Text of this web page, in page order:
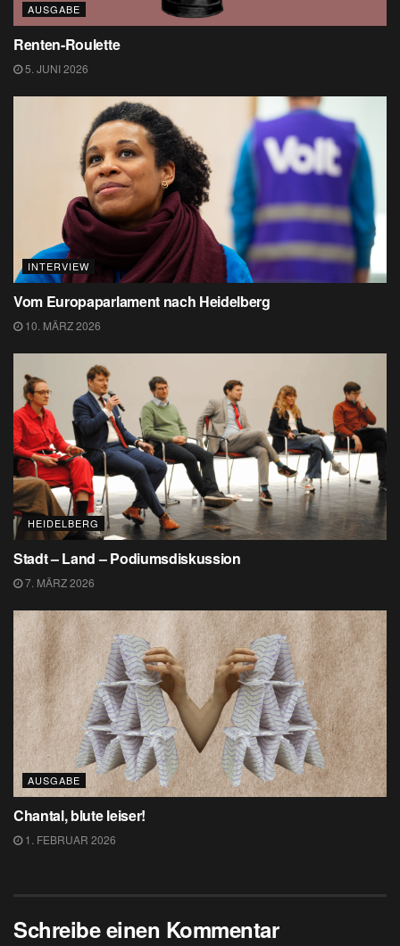
AUSGABE
Renten-Roulette
5. JUNI 2026
INTERVIEW
Vom Europaparlament nach Heidelberg
10. MÄRZ 2026
HEIDELBERG
Stadt – Land – Podiumsdiskussion
7. MÄRZ 2026
AUSGABE
Chantal, blute leiser!
1. FEBRUAR 2026
Schreibe einen Kommentar